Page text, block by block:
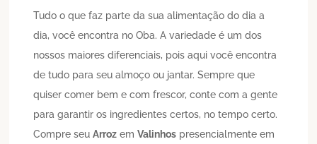
Tudo o que faz parte da sua alimentação do dia a
dia, você encontra no Oba. A variedade é um dos
nossos maiores diferenciais, pois aqui você encontra
de tudo para seu almoço ou jantar. Sempre que
quiser comer bem e com frescor, conte com a gente
para garantir os ingredientes certos, no tempo certo.
Compre seuArroz emValinhos presencialmente em